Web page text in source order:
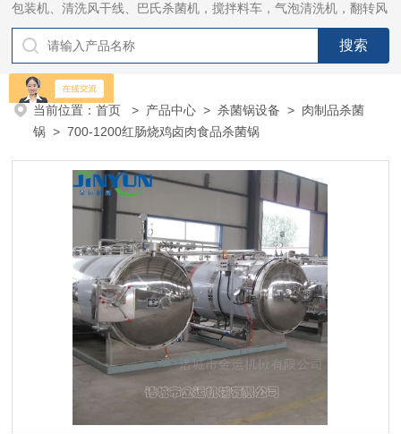
包装机、清洗风干线、巴氏杀菌机，搅拌料车，气泡清洗机，翻转风
干机
当前位置：首页 > 产品中心 >杀菌锅设备 > 肉制品杀菌
锅 > 700-1200红肠烧鸡卤肉食品杀菌锅